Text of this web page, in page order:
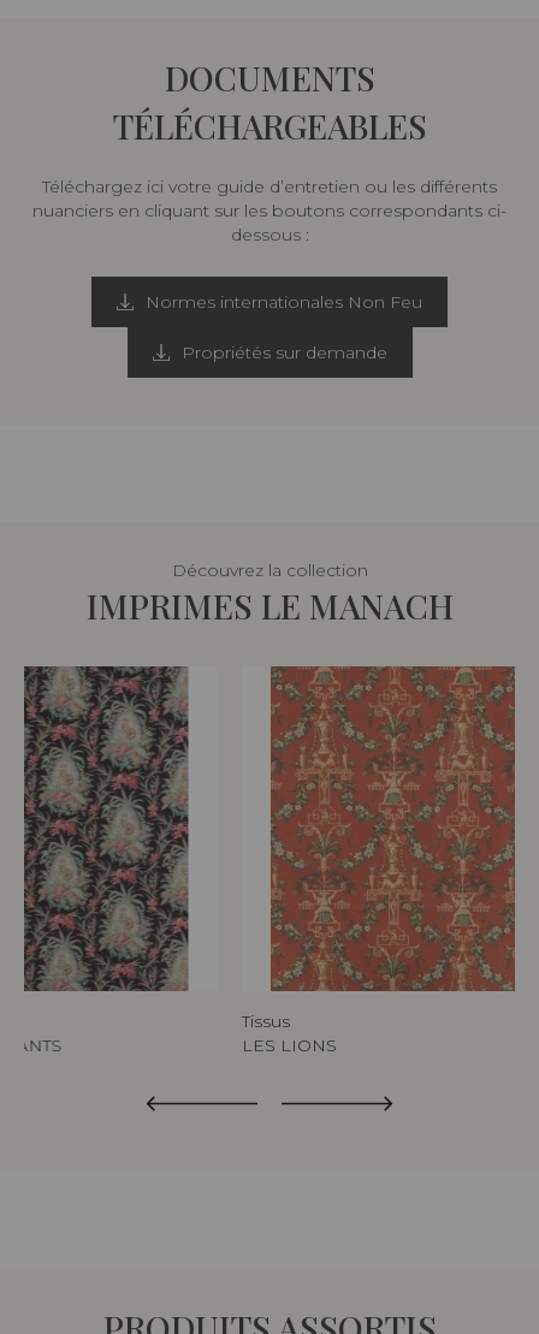
DOCUMENTS
TÉLÉCHARGEABLES
Téléchargez ici votre guide d’entretien ou les différents
nuanciers en cliquant sur les boutons correspondants ci-
dessous :
Normes internationales Non Feu
Propriétés sur demande
Découvrez la collection
IMPRIMES LE MANACH
Tissus
LES LIONS